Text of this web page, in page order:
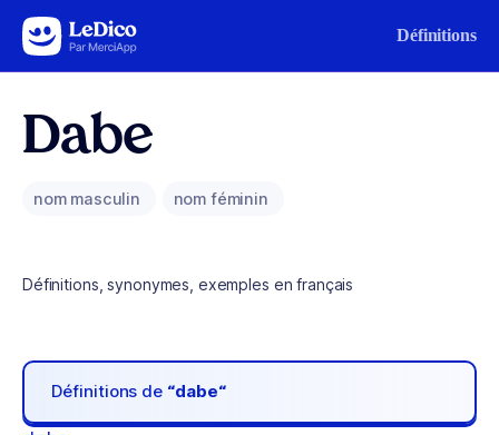
Aller au contenu Définitions
Dabe
nom masculin nom féminin
Définitions, synonymes, exemples en français
Définitions de “dabe“